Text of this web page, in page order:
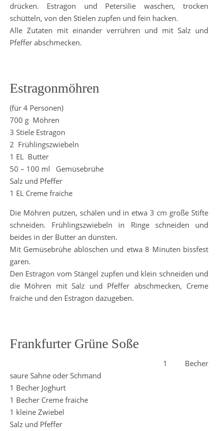
drücken. Estragon und Petersilie waschen, trocken
schütteln, von den Stielen zupfen und fein hacken.
Alle Zutaten mit einander verrühren und mit Salz und
Pfeffer abschmecken.
Estragonmöhren
(für 4 Personen)
700 g Möhren
3 Stiele Estragon
2 Frühlingszwiebeln
1 EL Butter
50 – 100 ml Gemüsebrühe
Salz und Pfeffer
1 EL Creme fraiche
Die Möhren putzen, schälen und in etwa 3 cm große Stifte
schneiden. Frühlingszwiebeln in Ringe schneiden und
beides in der Butter an dünsten.
Mit Gemüsebrühe ablöschen und etwa 8 Minuten bissfest
garen.
Den Estragon vom Stängel zupfen und klein schneiden und
die Möhren mit Salz und Pfeffer abschmecken, Creme
fraiche und den Estragon dazugeben.
Frankfurter Grüne Soße
1 Becher
saure Sahne oder Schmand
1 Becher Joghurt
1 Becher Creme fraiche
1 kleine Zwiebel
Salz und Pfeffer